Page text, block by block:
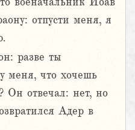
отпусти меня, я
разве ты
меня, что хочешь
Он отвечал: нет, но
Адер в